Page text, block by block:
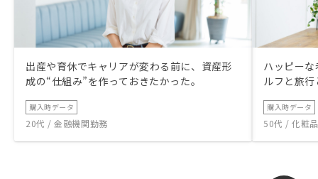
出産や育休でキャリアが変わる前に、資産形
成の“仕組み”を作っておきたかった。
購入時データ
20代 / 金融機関勤務
ハッピー
ルフと旅
購入時データ
50代 / 化粧